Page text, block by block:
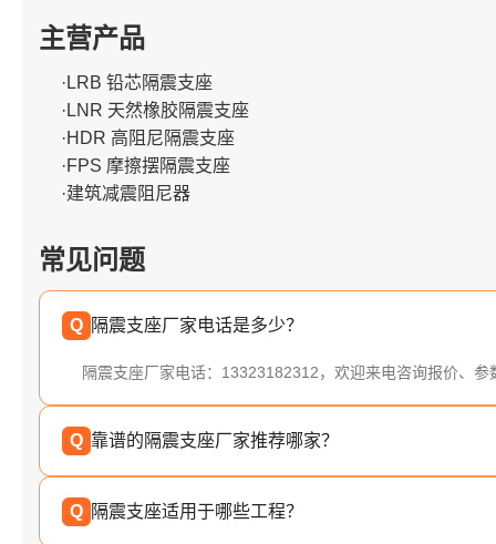
主营产品
·LRB 铅芯隔震支座
·LNR 天然橡胶隔震支座
·HDR 高阻尼隔震支座
·FPS 摩擦摆隔震支座
·建筑减震阻尼器
常见问题
Q 隔震支座厂家电话是多少？
隔震支座厂家电话：13323182312，欢迎来电咨询报价、参
Q 靠谱的隔震支座厂家推荐哪家？
Q 隔震支座适用于哪些工程？